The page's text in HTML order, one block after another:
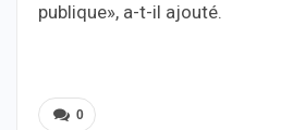
publique», a-t-il ajouté.
0